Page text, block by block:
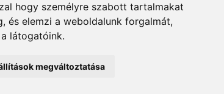
hogy személyre szabott tartalmakat
és elemzi a weboldalunk forgalmát,
látogatóink.
megváltoztatása